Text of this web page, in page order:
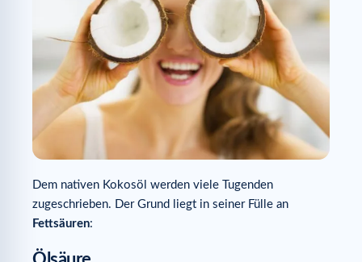
Dem nativen Kokosöl werden viele Tugenden
zugeschrieben. Der Grund liegt in seiner Fülle an
Fettsäuren: